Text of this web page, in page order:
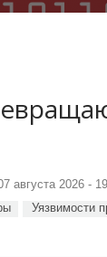
августа 2026 -
Уязвимости